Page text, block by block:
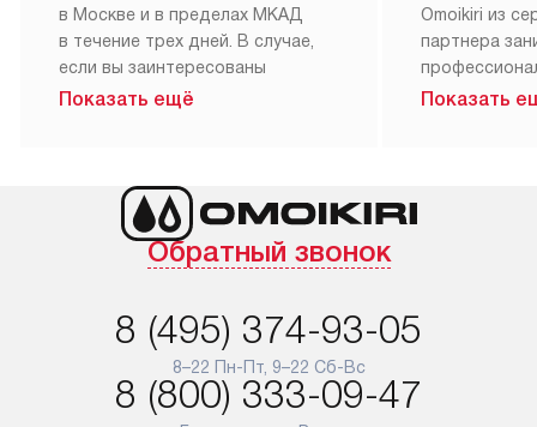
в Москве и в пределах МКАД
в течение трех дней. В случае,
если вы заинтересованы
в товаре, который доступен
менеджером на сайте. Товары
с особым лейблом
доставляются бесплатно
аксессуаров не предусмотрена.
Для доставки в другие регионы
мы используем услуги
Показать ещё
Omoikiri из
партнера
Наш сервис
Показать
Обратный звонок
8 (495) 374-93-05
8–22 Пн-Пт, 9–22 Сб-Вс
8 (800) 333-09-47